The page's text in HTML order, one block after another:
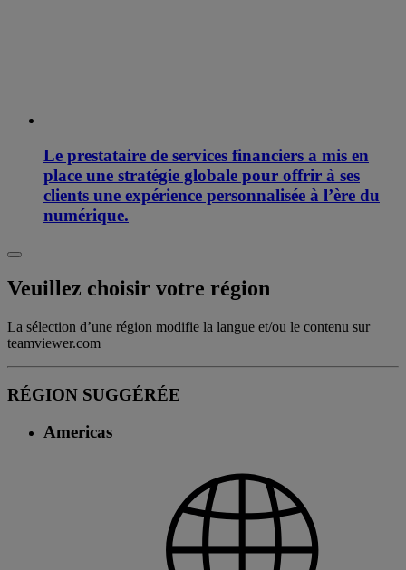
Le prestataire de services financiers a mis en
place une stratégie globale pour offrir à ses
clients une expérience personnalisée à l’ère du
numérique.
Veuillez choisir votre région
La sélection d’une région modifie la langue et/ou le contenu sur
teamviewer.com
RÉGION SUGGÉRÉE
Americas